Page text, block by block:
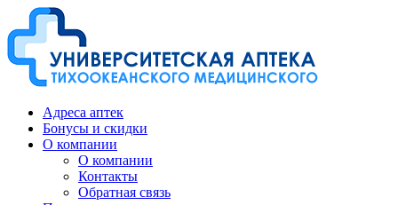
Адреса аптек
Бонусы и скидки
О компании
О компании
Контакты
Обратная связь